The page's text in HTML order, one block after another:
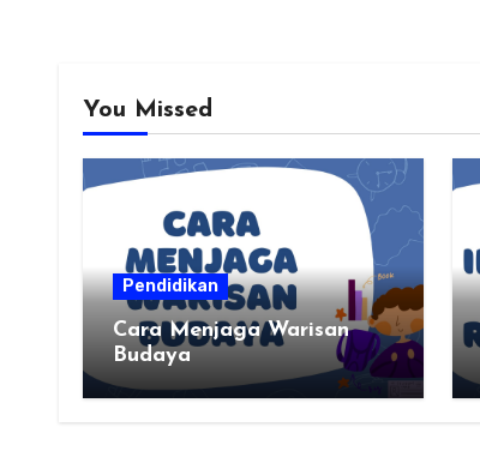
You Missed
Pendidikan
Cara Menjaga Warisan
Budaya